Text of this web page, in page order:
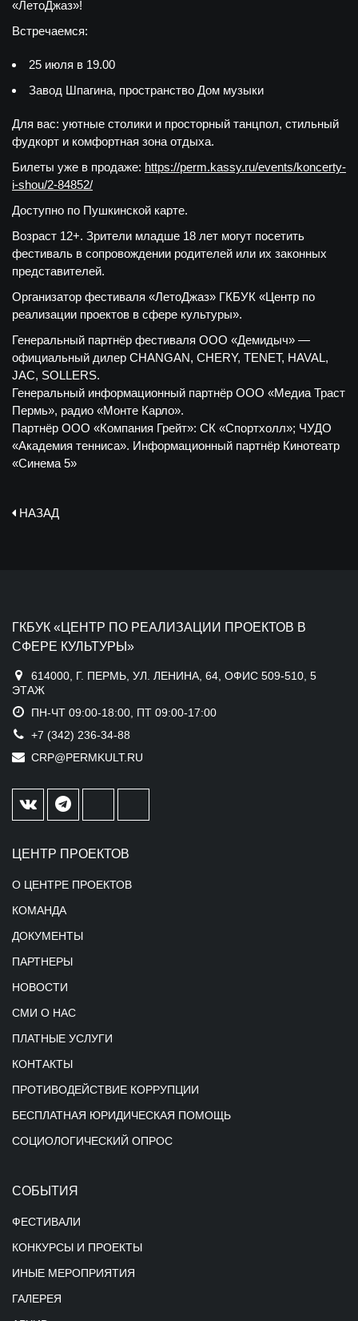
«ЛетоДжаз»!
Встречаемся:
25 июля в 19.00
Завод Шпагина, пространство Дом музыки
Для вас: уютные столики и просторный танцпол, стильный
фудкорт и комфортная зона отдыха.
Билеты уже в продаже: https://perm.kassy.ru/events/koncerty-
i-shou/2-84852/
Доступно по Пушкинской карте.
Возраст 12+. Зрители младше 18 лет могут посетить
фестиваль в сопровождении родителей или их законных
представителей.
Организатор фестиваля «ЛетоДжаз» ГКБУК «Центр по
реализации проектов в сфере культуры».
Генеральный партнёр фестиваля ООО «Демидыч» —
официальный дилер CHANGAN, CHERY, TENET, HAVAL,
JAC, SOLLERS.
Генеральный информационный партнёр ООО «Медиа Траст
Пермь», радио «Монте Карло».
Партнёр ООО «Компания Грейт»: СК «Спортхолл»; ЧУДО
«Академия тенниса». Информационный партнёр Кинотеатр
«Синема 5»
НАЗАД
ГКБУК «ЦЕНТР ПО РЕАЛИЗАЦИИ ПРОЕКТОВ В
СФЕРЕ КУЛЬТУРЫ»
614000, Г. ПЕРМЬ, УЛ. ЛЕНИНА, 64, ОФИС 509-510, 5
ЭТАЖ
ПН-ЧТ 09:00-18:00, ПТ 09:00-17:00
+7 (342) 236-34-88
CRP@PERMKULT.RU
ЦЕНТР ПРОЕКТОВ
О ЦЕНТРЕ ПРОЕКТОВ
КОМАНДА
ДОКУМЕНТЫ
ПАРТНЕРЫ
НОВОСТИ
СМИ О НАС
ПЛАТНЫЕ УСЛУГИ
КОНТАКТЫ
ПРОТИВОДЕЙСТВИЕ КОРРУПЦИИ
БЕСПЛАТНАЯ ЮРИДИЧЕСКАЯ ПОМОЩЬ
СОЦИОЛОГИЧЕСКИЙ ОПРОС
СОБЫТИЯ
ФЕСТИВАЛИ
КОНКУРСЫ И ПРОЕКТЫ
ИНЫЕ МЕРОПРИЯТИЯ
ГАЛЕРЕЯ